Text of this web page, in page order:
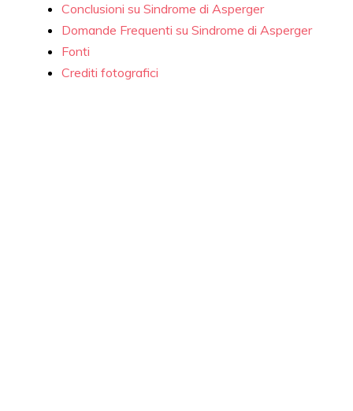
Conclusioni su Sindrome di Asperger
Domande Frequenti su Sindrome di Asperger
Fonti
Crediti fotografici